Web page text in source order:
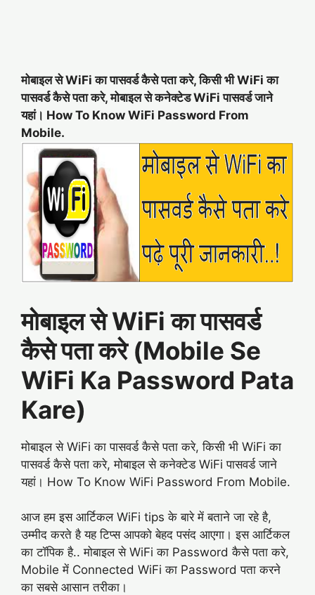
मोबाइल से WiFi का पासवर्ड कैसे पता करे, किसी भी WiFi का
पासवर्ड कैसे पता करे, मोबाइल से कनेक्टेड WiFi पासवर्ड जाने
यहां। How To Know WiFi Password From
Mobile.
मोबाइल से WiFi का पासवर्ड
कैसे पता करे (Mobile Se
WiFi Ka Password Pata
Kare)
मोबाइल से WiFi का पासवर्ड कैसे पता करे, किसी भी WiFi का
पासवर्ड कैसे पता करे, मोबाइल से कनेक्टेड WiFi पासवर्ड जाने
यहां। How To Know WiFi Password From Mobile.
आज हम इस आर्टिकल WiFi tips के बारे में बताने जा रहे है,
उम्मीद करते है यह टिप्स आपको बेहद पसंद आएगा। इस आर्टिकल
का टॉपिक है.. मोबाइल से WiFi का Password कैसे पता करे,
Mobile में Connected WiFi का Password पता करने
का सबसे आसान तरीका।